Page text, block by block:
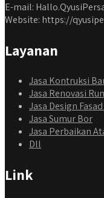
E-mail:
Website: https://
Layanan
Jasa Kontruksi
Jasa Renovasi
Jasa Design
Jasa Sumur Bor
Jasa Perbaikan
Dll
Link